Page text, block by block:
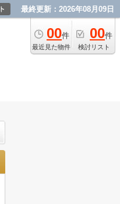
最終更新：2026年08月09日
00件
最近見た物件
00件
検討リスト